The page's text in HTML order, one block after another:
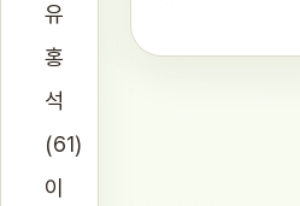
유
홍
석
(61)
이